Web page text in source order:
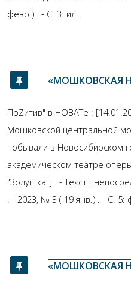
февр.) . - С. 3: ил.
«МОШКОВСКАЯ
ПоZитив" в НОВАТе :
Мошковской центральной
побывали в Новосибирском
академическом театре
"Золушка"] . - Текст :
. - 2023, № 3 ( 19 янв.) . - С. 5:
«МОШКОВСКАЯ